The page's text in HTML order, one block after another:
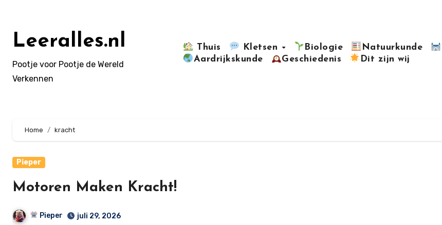
inhoudLeeralles.nl
Pootje voor Pootje de Wereld
Verkennen
Thuis Kletsen Biologie Natuurkunde
Aardrijkskunde
Geschiedenis Dit zijn wij
Home kracht
Pieper
Motoren Maken Kracht!
Pieper juli 29, 2026